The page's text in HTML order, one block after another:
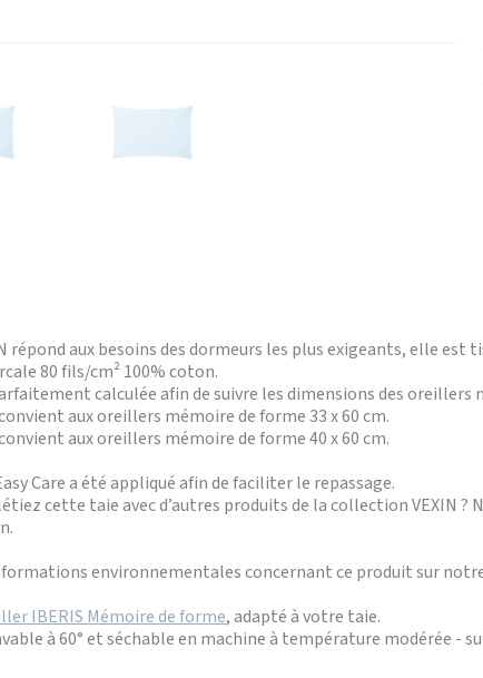
répond aux besoins des dormeurs les plus exigeants, elle
80 fils/cm² 100% coton.
calculée afin de suivre les dimensions des oreillers
aux oreillers mémoire de forme 33 x 60 cm.
aux oreillers mémoire de forme 40 x 60 cm.
Care a été appliqué afin de faciliter le repassage.
cette taie avec d’autres produits de la collection VEXIN ?
environnementales concernant ce produit sur
IBERIS Mémoire de forme, adapté à votre taie.
à 60° et séchable en machine à température modérée -